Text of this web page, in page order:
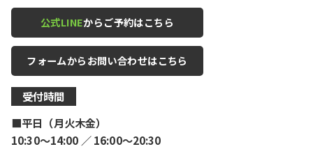
公式LINEからご予約はこちら
フォームからお問い合わせはこちら
受付時間
■平日（月火木金）
10:30〜14:00 ／ 16:00〜20:30